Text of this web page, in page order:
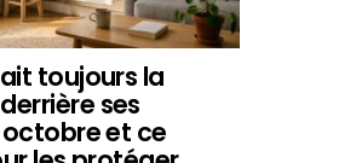
toujours la
ses
et ce